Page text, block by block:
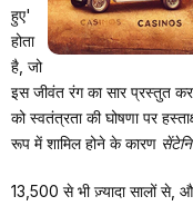
हुए'
होता
है, जो
इस जीवंत रंग का सार प्रस्तुत
को स्वतंत्रता की घोषणा पर
रूप में शामिल होने के कारण
13,500 से भी ज़्यादा सालों से,